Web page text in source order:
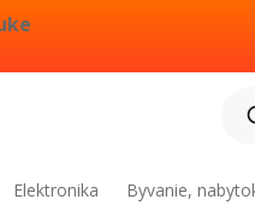
Elektronika Byvanie,